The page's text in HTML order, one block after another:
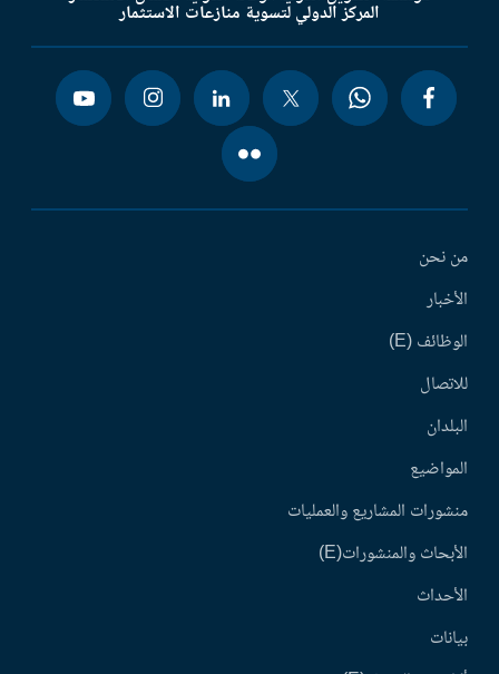
المركز الدولي لتسوية منازعات الاستثمار
من نحن
الأخبار
الوظائف (E)
للاتصال
البلدان
المواضيع
منشورات المشاريع والعمليات
الأبحاث والمنشورات(E)
الأحداث
بيانات